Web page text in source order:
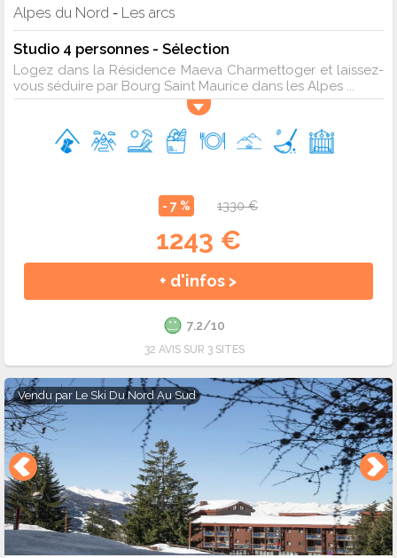
Alpes du Nord - Les arcs
Studio 4 personnes - Sélection
Logez dans la Résidence Maeva Charmettoger et laissez-
vous séduire par Bourg Saint Maurice dans les Alpes ...
- 7 % 1330 €
1243 €
+ d'infos >
7.2/10
32 AVIS SUR 3 SITES
Vendu par Le Ski Du Nord Au Sud